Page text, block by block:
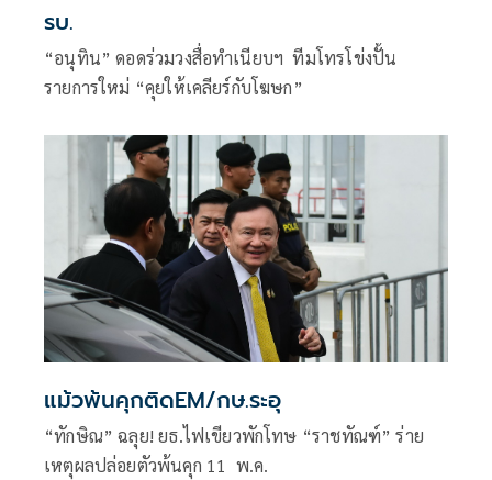
รบ.
“อนุทิน” ดอดร่วมวงสื่อทำเนียบฯ ทีมโทรโข่งปั้น
รายการใหม่ “คุยให้เคลียร์กับโฆษก”
แม้วพ้นคุกติดEM/กษ.ระอุ
“ทักษิณ” ฉลุย! ยธ.ไฟเขียวพักโทษ “ราชทัณฑ์” ร่าย
เหตุผลปล่อยตัวพ้นคุก 11 พ.ค.